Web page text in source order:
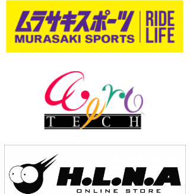
Mr.K
chappy